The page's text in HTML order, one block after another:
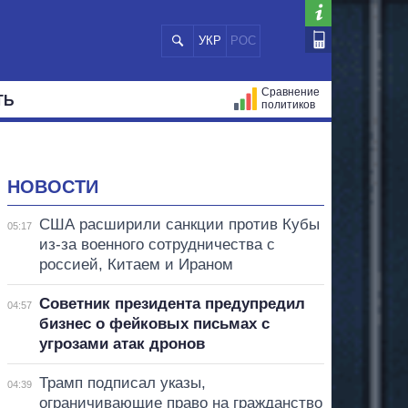
УКР РОС
Сравнение
политиков
НОВОСТИ
05:17
США расширили санкции против Кубы
из-за военного сотрудничества с
россией, Китаем и Ираном
04:57
Советник президента предупредил
бизнес о фейковых письмах с
угрозами атак дронов
04:39
Трамп подписал указы,
ограничивающие право на гражданство